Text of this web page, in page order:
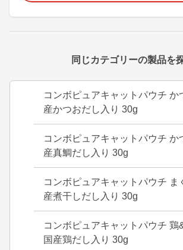
同じカテゴリーの製品を
コンボピュアキャットパウチ か
産かつおだし入り 30g
コンボピュアキャットパウチ か
産真鯛だし入り 30g
コンボピュアキャットパウチ ま
産煮干しだし入り 30g
コンボピュアキャットパウチ 鶏
国産鶏だし入り 30g